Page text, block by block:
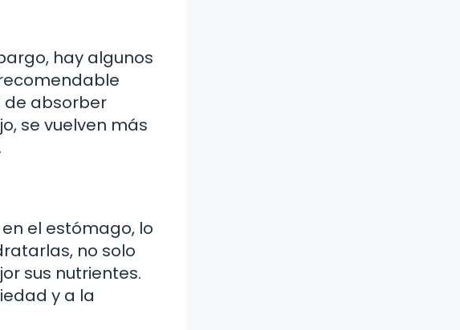
hay algunos
de absorber
se vuelven más
el estómago, lo
no solo
sus nutrientes.
y a la